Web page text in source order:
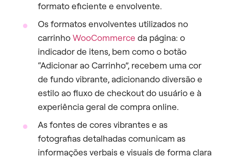
formato eficiente e envolvente.
Os formatos envolventes utilizados no
carrinhoWooCommerce da página: o
indicador de itens, bem como o botão
“Adicionar ao Carrinho”, recebem uma cor
de fundo vibrante, adicionando diversão e
estilo ao fluxo de checkout do usuário e à
experiência geral de compra online.
As fontes de cores vibrantes e as
fotografias detalhadas comunicam as
informações verbais e visuais de forma clara